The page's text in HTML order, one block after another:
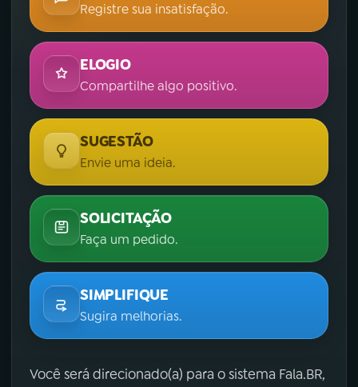
Registre sua insatisfação.
ELOGIO
Compartilhe algo positivo.
SUGESTÃO
Envie uma ideia.
SOLICITAÇÃO
Faça um pedido.
SIMPLIFIQUE
Sugira melhorias.
Você será direcionado(a) para o sistema Fala.BR,